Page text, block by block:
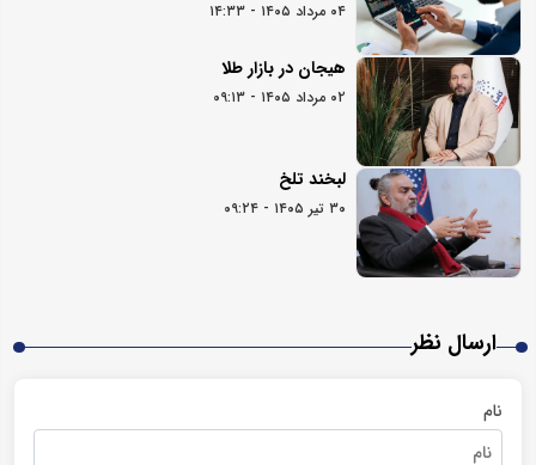
۰۴ مرداد ۱۴۰۵ - ۱۴:۳۳
هیجان در بازار طلا
۰۲ مرداد ۱۴۰۵ - ۰۹:۱۳
لبخند تلخ
۳۰ تیر ۱۴۰۵ - ۰۹:۲۴
ارسال نظر
نام